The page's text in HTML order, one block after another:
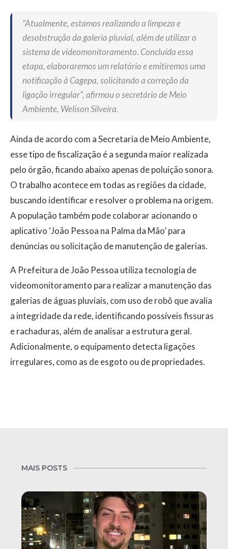
“Atualmente, estamos realizando a limpeza e
desobstrução da galeria pluvial, além de utilizar o
sistema de videomonitoramento. Concluída essa
etapa, elaboraremos um relatório e emitiremos uma
notificação à Cagepa, solicitando a correção da
ligação irregular”, afirmou o secretário de Meio
Ambiente, Welison Silveira.
Ainda de acordo com a Secretaria de Meio Ambiente,
esse tipo de fiscalização é a segunda maior realizada
pelo órgão, ficando abaixo apenas de poluição sonora.
O trabalho acontece em todas as regiões da cidade,
buscando identificar e resolver o problema na origem.
A população também pode colaborar acionando o
aplicativo ‘João Pessoa na Palma da Mão’ para
denúncias ou solicitação de manutenção de galerias.
A Prefeitura de João Pessoa utiliza tecnologia de
videomonitoramento para realizar a manutenção das
galerias de águas pluviais, com uso de robô que avalia
a integridade da rede, identificando possíveis fissuras
e rachaduras, além de analisar a estrutura geral.
Adicionalmente, o equipamento detecta ligações
irregulares, como as de esgoto ou de propriedades.
MAIS POSTS